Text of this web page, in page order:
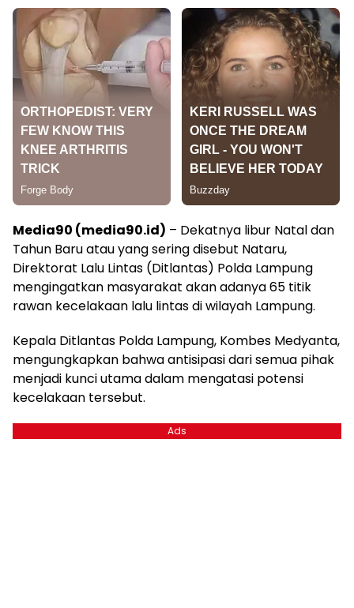
Media90 (media90.id) – Dekatnya libur Natal dan
Tahun Baru atau yang sering disebut Nataru,
Direktorat Lalu Lintas (Ditlantas) Polda Lampung
mengingatkan masyarakat akan adanya 65 titik
rawan kecelakaan lalu lintas di wilayah Lampung.
Kepala Ditlantas Polda Lampung, Kombes Medyanta,
mengungkapkan bahwa antisipasi dari semua pihak
menjadi kunci utama dalam mengatasi potensi
kecelakaan tersebut.
Ads